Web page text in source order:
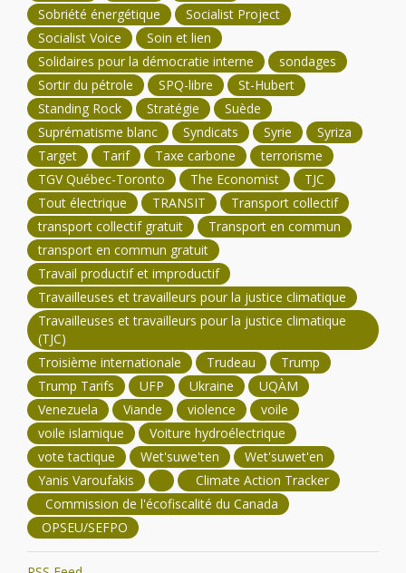
Sobriété énergétique
Socialist Project
Socialist Voice
Soin et lien
Solidaires pour la démocratie interne
sondages
Sortir du pétrole
SPQ-libre
St-Hubert
Standing Rock
Stratégie
Suède
Suprématisme blanc
Syndicats Syrie
Syriza
Target
Tarif Taxe carbone
terrorisme
TGV Québec-Toronto
The Economist
TJC
Tout électrique
TRANSIT
Transport collectif
transport collectif gratuit
Transport en commun
transport en commun gratuit
Travail productif et improductif
Travailleuses et travailleurs pour la justice climatique
Travailleuses et travailleurs pour la justice climatique
(TJC)
Troisième internationale
Trudeau
Trump
Trump Tarifs
UFP Ukraine
UQÀM
Venezuela
Viande violence
voile
voile islamique
Voiture hydroélectrique
vote tactique
Wet'suwe'ten
Wet'suwet'en
Yanis Varoufakis
Climate Action Tracker
Commission de l'écofiscalité du Canada
OPSEU/SEFPO